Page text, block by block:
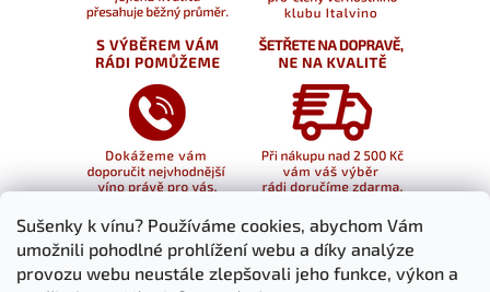
Sušenky k vínu? Používáme cookies, abychom Vám
umožnili pohodlné prohlížení webu a díky analýze
provozu webu neustále zlepšovali jeho funkce, výkon a